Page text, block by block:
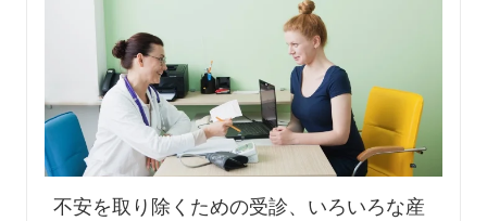
不安を取り除くための受診、いろいろな産